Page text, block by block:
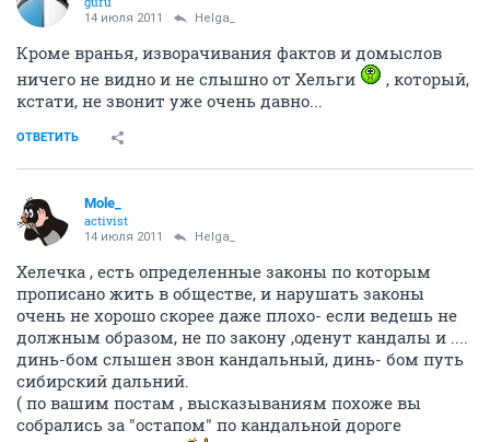
14 июля 2011 Helga_
Кроме вранья, изворачивания фактов и домыслов
ничего не видно и не слышно от Хельги
, который,
кстати, не звонит уже очень давно...
ОТВЕТИТЬ
Mole_
activist
14 июля 2011 Helga_
Хелечка , есть определенные законы по которым
прописано жить в обществе, и нарушать законы
очень не хорошо скорее даже плохо- если ведешь не
должным образом, не по закону ,оденут кандалы и ....
динь-бом слышен звон кандальный, динь- бом путь
сибирский дальний.
( по вашим постам , высказываниям похоже вы
собрались за "остапом" по кандальной дороге